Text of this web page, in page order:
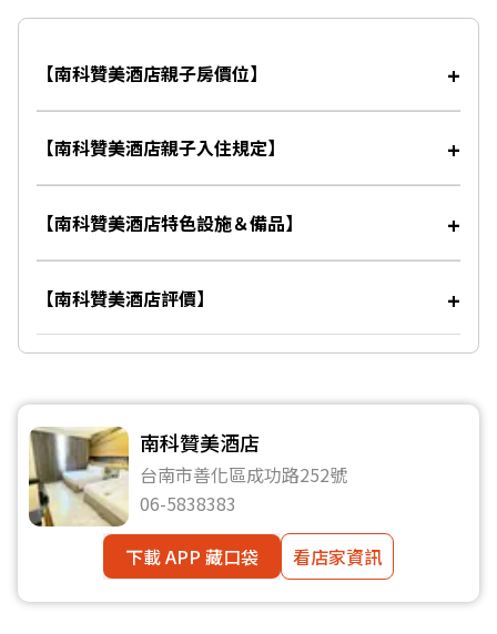
【南科贊美酒店親子房價位】
【南科贊美酒店親子入住規定】
【南科贊美酒店特色設施＆備品】
【南科贊美酒店評價】
南科贊美酒店
台南市善化區成功路252號
06-5838383
下載 APP 藏口袋
看店家資訊